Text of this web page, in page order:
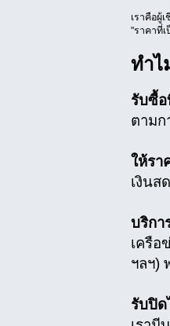
เราคือผู้
"ราคาที่เ
ทำไ
รับซื้
ตามก
ให้รา
เงินส
บริกา
เครือ
ฯลฯ)
รับปิ